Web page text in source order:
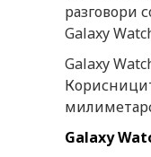
разговори
Galaxy
Galaxy
Galaxy